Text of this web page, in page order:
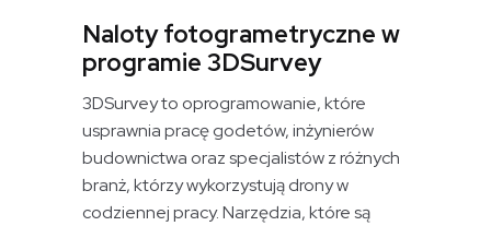
Naloty fotogrametryczne w
programie 3DSurvey
3DSurvey to oprogramowanie, które
usprawnia pracę godetów, inżynierów
budownictwa oraz specjalistów z różnych
branż, którzy wykorzystują drony w
codziennej pracy. Narzędzia, które są